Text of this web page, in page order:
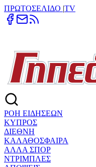
ΠΡΩΤΟΣΕΛΙΔΟ |TV
ΡΟΗ ΕΙΔΗΣΕΩΝ
ΚΥΠΡΟΣ
ΔΙΕΘΝΗ
ΚΑΛΑΘΟΣΦΑΙΡΑ
ΑΛΛΑ ΣΠΟΡ
ΝΤΡΙΜΠΛΕΣ